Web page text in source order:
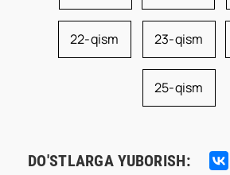
22-qism 23-qism
25-qism
DO'STLARGA YUBORISH: